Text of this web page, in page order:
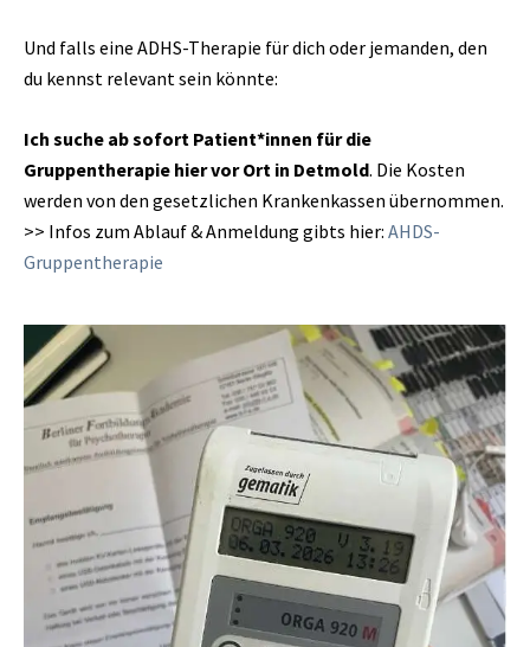
Und falls eine ADHS-Therapie für dich oder jemanden, den
du kennst relevant sein könnte:
Ich suche ab sofort Patient*innen für die
Gruppentherapie hier vor Ort in Detmold. Die Kosten
werden von den gesetzlichen Krankenkassen übernommen.
>> Infos zum Ablauf & Anmeldung gibts hier: AHDS-
Gruppentherapie